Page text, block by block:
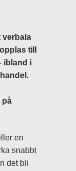
verbala
till
ibland i
på
en
snabbt
det bli